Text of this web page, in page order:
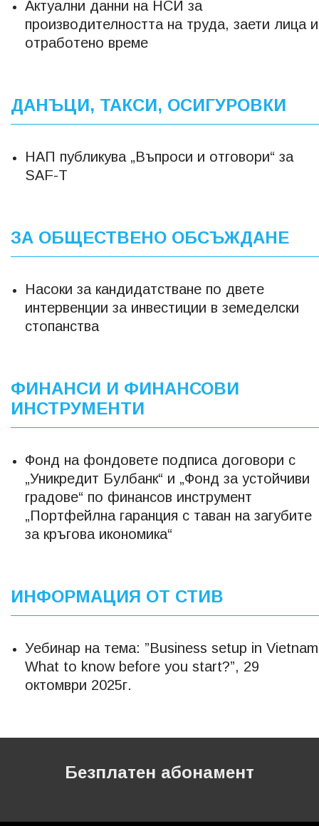
Актуални данни на НСИ за
производителността на труда, заети лица и
отработено време
ДАНЪЦИ, ТАКСИ, ОСИГУРОВКИ
НАП публикува „Въпроси и отговори“ за
SAF-T
ЗА ОБЩЕСТВЕНО ОБСЪЖДАНЕ
Насоки за кандидатстване по двете
интервенции за инвестиции в земеделски
стопанства
ФИНАНСИ И ФИНАНСОВИ
ИНСТРУМЕНТИ
Фонд на фондовете подписа договори с
„Уникредит Булбанк“ и „Фонд за устойчиви
градове“ по финансов инструмент
„Портфейлна гаранция с таван на загубите
за кръгова икономика“
ИНФОРМАЦИЯ ОТ СТИВ
Уебинар на тема: ”Business setup in
What to know before you start?”, 29
октомври 2025г.
Безплатен абонамент